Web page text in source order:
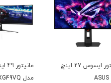
مانیتور ایسوس 27 اینچ
مدل ASUS
مدل ROG Strix XG49VQ